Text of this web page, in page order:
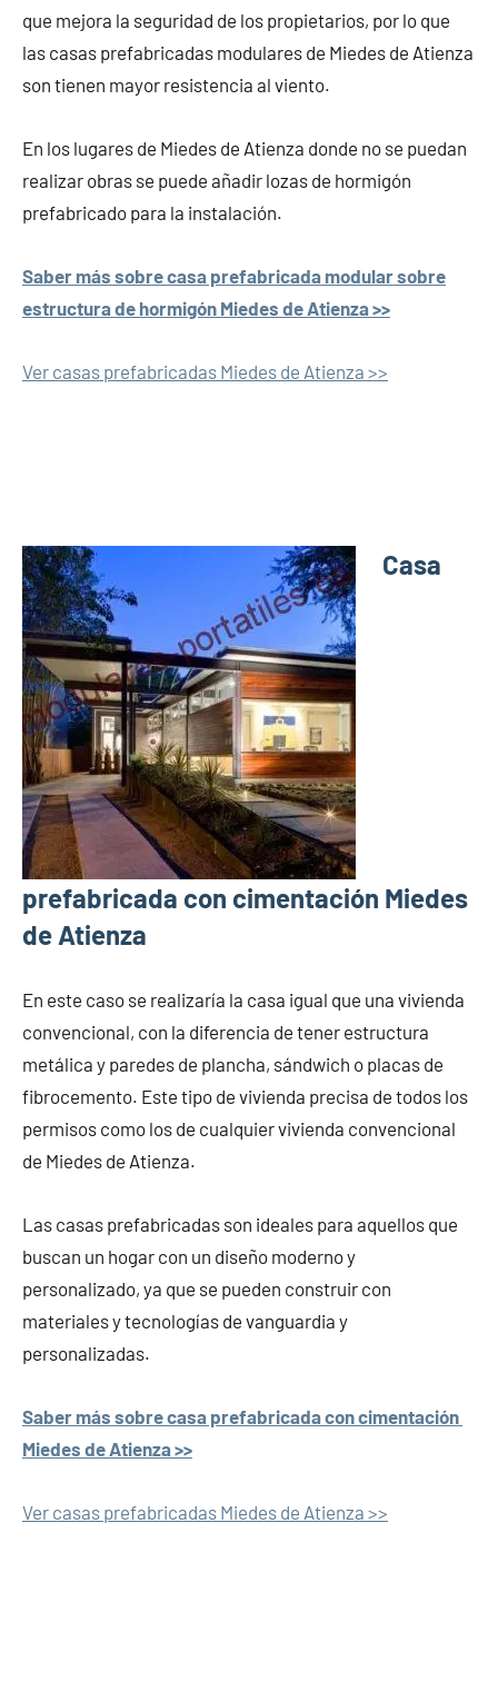
que mejora la seguridad de los propietarios, por lo que
las casas prefabricadas modulares de Miedes de Atienza
son tienen mayor resistencia al viento.
En los lugares de Miedes de Atienza donde no se puedan
realizar obras se puede añadir lozas de hormigón
prefabricado para la instalación.
Saber más sobre casa prefabricada modular sobre
estructura de hormigón Miedes de Atienza >>
Ver casas prefabricadas Miedes de Atienza >>
Casa
prefabricada con cimentación Miedes
de Atienza
En este caso se realizaría la casa igual que una vivienda
convencional, con la diferencia de tener estructura
metálica y paredes de plancha, sándwich o placas de
fibrocemento. Este tipo de vivienda precisa de todos los
permisos como los de cualquier vivienda convencional
de Miedes de Atienza.
Las casas prefabricadas son ideales para aquellos que
buscan un hogar con un diseño moderno y
personalizado, ya que se pueden construir con
materiales y tecnologías de vanguardia y
personalizadas.
Saber más sobre casa prefabricada con cimentación
Miedes de Atienza >>
Ver casas prefabricadas Miedes de Atienza >>